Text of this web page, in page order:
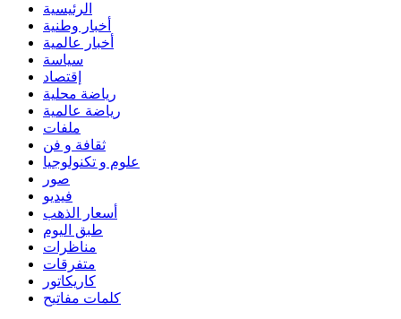
الرئيسية
أخبار وطنية
أخبار عالمية
سياسة
إقتصاد
رياضة محلية
رياضة عالمية
ملفات
ثقافة و فن
علوم و تكنولوجيا
صور
فيديو
أسعار الذهب
طبق اليوم
مناظرات
متفرقات
كاريكاتور
كلمات مفاتيح